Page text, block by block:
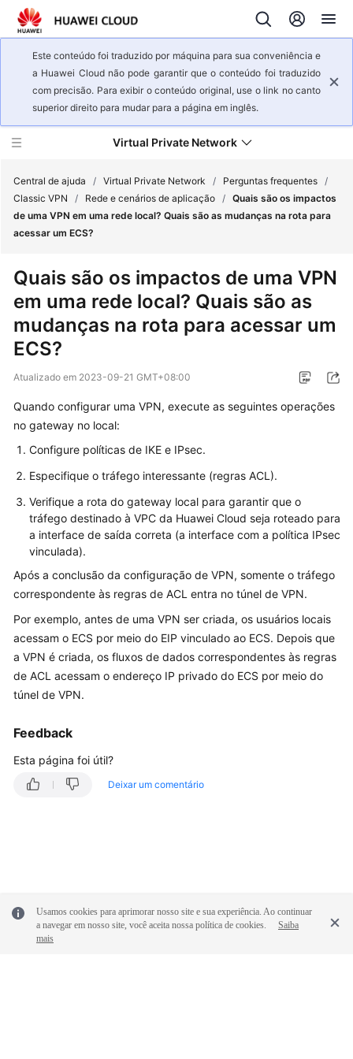
Este conteúdo foi traduzido por máquina para sua conveniência e
a Huawei Cloud não pode garantir que o conteúdo foi traduzido
com precisão. Para exibir o conteúdo original, use o link no canto
superior direito para mudar para a página em inglês.
Virtual Private Network
Visão
serviço
Primeiros
passos
Guia
usuário
Perguntas
frequentes
Perguntas
populares
Consultoria
Rede
e
cenários
de
aplicação
e
Operações
VPN
Central de ajuda / Virtual Private Network / Perguntas frequentes /
Classic VPN
/ Rede e cenários de aplicação / Quais são os impactos
de uma VPN em uma rede local? Quais são as mudanças na rota para
acessar um ECS?
Quais são os impactos de uma VPN
em uma rede local? Quais são as
mudanças na rota para acessar um
ECS?
Atualizado em 2023-09-21 GMT+08:00
Quando configurar uma VPN, execute as seguintes operações
no gateway no local:
Configure políticas de IKE e IPsec.
Especifique o tráfego interessante (regras ACL).
Verifique a rota do gateway local para garantir que o
tráfego destinado à VPC da Huawei Cloud seja roteado para
a interface de saída correta (a interface com a política IPsec
vinculada).
Após a conclusão da configuração de VPN, somente o tráfego
correspondente às regras de ACL entra no túnel de VPN.
Por exemplo, antes de uma VPN ser criada, os usuários locais
acessam o ECS por meio do EIP vinculado ao ECS. Depois que
a VPN é criada, os fluxos de dados correspondentes às regras
de ACL acessam o endereço IP privado do ECS por meio do
túnel de VPN.
Feedback
Esta página foi útil?
Deixar um comentário
Usamos cookies para aprimorar nosso site e sua experiência. Ao continuar
a navegar em nosso site, você aceita nossa política de cookies.
Saiba
mais